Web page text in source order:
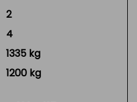
2
4
1335 kg
1200 kg